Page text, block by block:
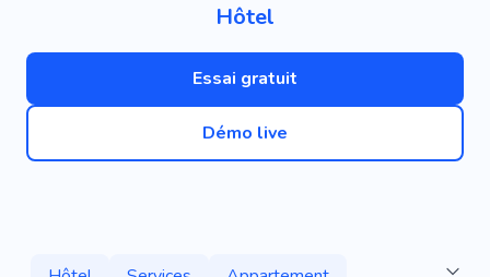
Hôtel
Essai gratuit
Démo live